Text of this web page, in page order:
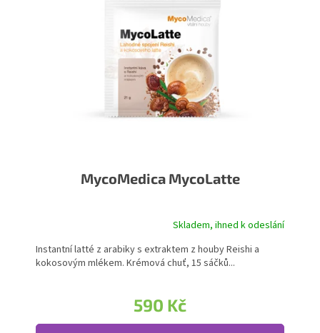
MycoMedica MycoLatte
Průměrné hodnocení produktu je 5,0 z 5 hvězdiček.
Skladem, ihned k odeslání
590 Kč
Instantní latté z arabiky s extraktem z houby Reishi a
kokosovým mlékem. Krémová chuť, 15 sáčků...